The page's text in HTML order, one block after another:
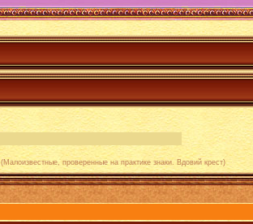
(Малоизвестные, проверенные на практике знаки. Вдовий крест)